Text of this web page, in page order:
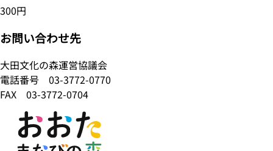
300円
お問い合わせ先
大田文化の森運営協議会
電話番号 03-3772-0770
FAX 03-3772-0704